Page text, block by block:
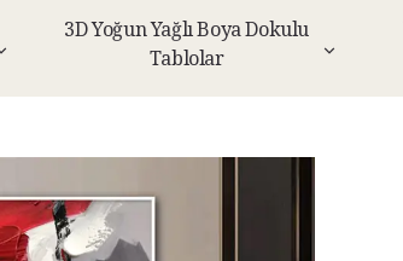
3D Yoğun Yağlı Boya Dokulu
Tablolar